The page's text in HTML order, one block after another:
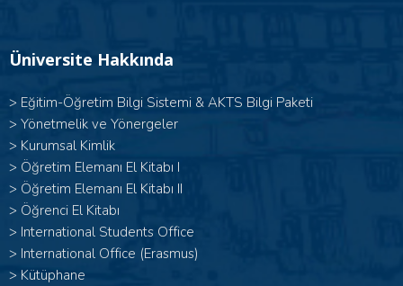
Üniversite Hakkında
> Eğitim-Öğretim Bilgi Sistemi & AKTS Bilgi Paketi
> Yönetmelik ve Yönergeler
> Kurumsal Kimlik
> Öğretim Elemanı El Kitabı I
> Öğretim Elemanı El Kitabı II
> Öğrenci El Kitabı
> International Students Office
> International Office (Erasmus)
> Kütüphane